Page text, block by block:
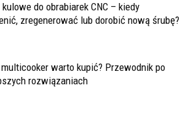
kulowe do obrabiarek CNC – kiedy
zregenerować lub dorobić nową śrubę?
warto kupić? Przewodnik po
rozwiązaniach